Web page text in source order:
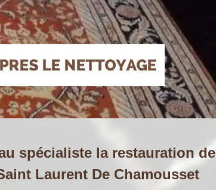
spécialiste la restauration de
Laurent De Chamousset